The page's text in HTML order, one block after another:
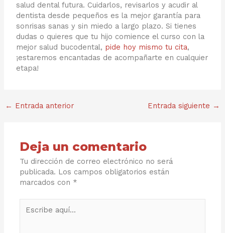
salud dental futura. Cuidarlos, revisarlos y acudir al
dentista desde pequeños es la mejor garantía para
sonrisas sanas y sin miedo a largo plazo. Si tienes
dudas o quieres que tu hijo comience el curso con la
mejor salud bucodental, pide hoy mismo tu cita,
¡estaremos encantadas de acompañarte en cualquier
etapa!
← Entrada anterior Entrada siguiente →
Deja un comentario
Tu dirección de correo electrónico no será
publicada. Los campos obligatorios están
marcados con *
aquí...